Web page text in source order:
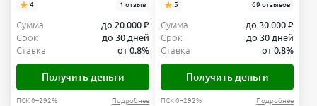
4 1 отзыв
Сумма
до 20 000 ₽
Срок
до 30 дней
Ставка
от 0.8%
Получить деньги
ПСК 0–292% Подробнее
5 69 отзывов
Сумма
до 30 000 ₽
Срок
до 30 дней
Ставка
от 0.8%
Получить деньги
ПСК 0–292% Подробнее